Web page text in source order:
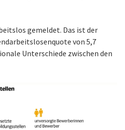
gemeldet. Das ist der
von 5,7
Unterschiede zwischen den